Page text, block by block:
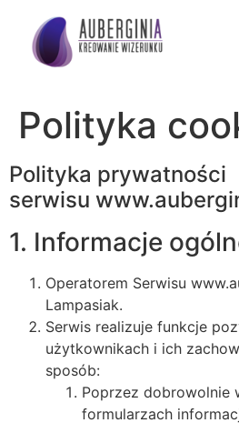
Polityka
Polityka prywatności
serwisu
1. Informacje
Operatorem Serwisu
Lampasiak.
Serwis realizuje funkcje
użytkownikach i ich
sposób:
Poprzez dobrowolnie
formularzach